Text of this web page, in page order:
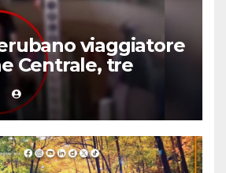
viaggiatore
Centrale, tre